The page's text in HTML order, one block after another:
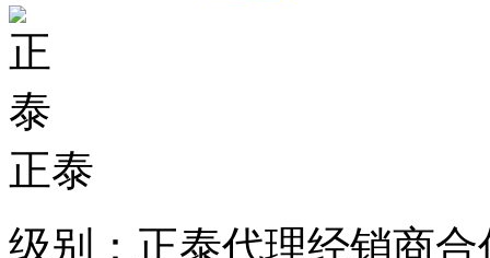
正泰
级别： 正泰代理经销商